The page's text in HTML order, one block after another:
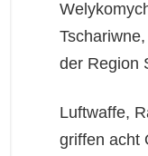
der Region
Luftwaffe,
griffen acht